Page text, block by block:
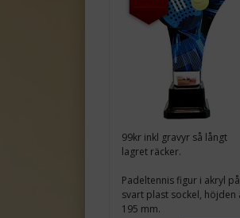
99kr inkl gravyr så långt
lagret räcker.
Padeltennis figur i akryl på
svart plast sockel, höjden
195 mm.